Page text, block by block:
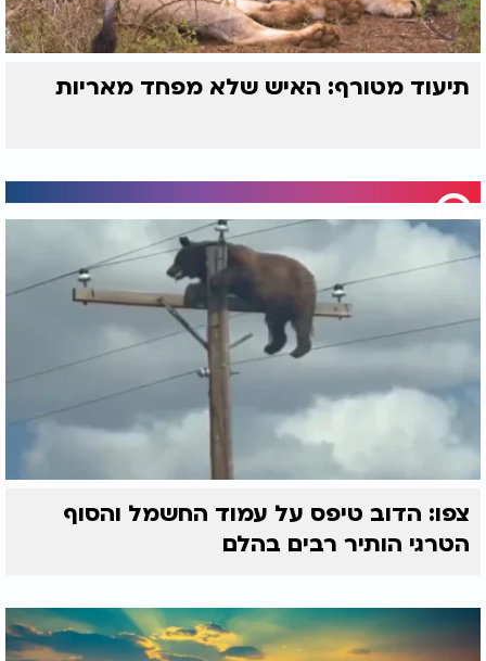
תיעוד מטורף: האיש שלא מפחד מאריות
צפו: הדוב טיפס על עמוד החשמל והסוף
הטרגי הותיר רבים בהלם